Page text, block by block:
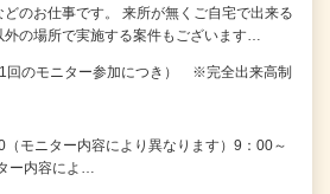
どのお仕事です。 来所が無くご自宅で出来る
外の場所で実施する案件もございます…
回のモニター参加につき） ※完全出来高制
モニター内容により異なります）9：00～
ー内容によ…